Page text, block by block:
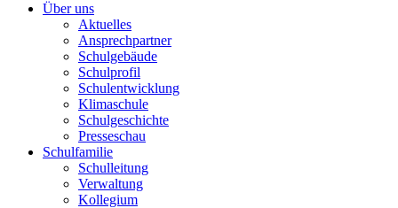
Über uns
Aktuelles
Ansprechpartner
Schulgebäude
Schulprofil
Schulentwicklung
Klimaschule
Schulgeschichte
Presseschau
Schulfamilie
Schulleitung
Verwaltung
Kollegium